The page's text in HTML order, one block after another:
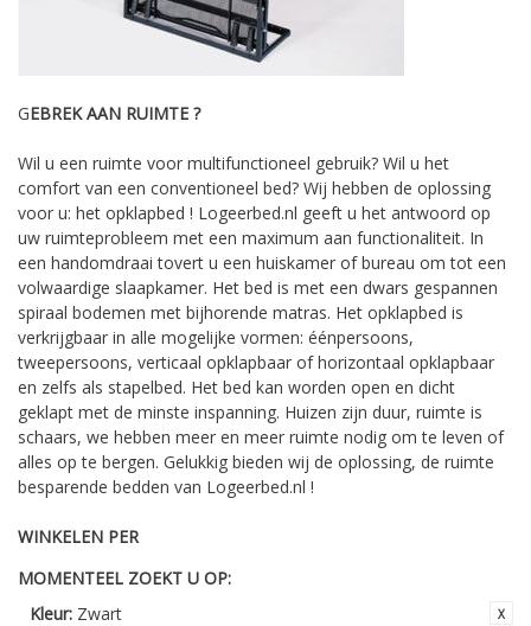
GEBREK AAN RUIMTE ?
Wil u een ruimte voor multifunctioneel gebruik? Wil u het
comfort van een conventioneel bed? Wij hebben de oplossing
voor u: het opklapbed ! Logeerbed.nl geeft u het antwoord op
uw ruimteprobleem met een maximum aan functionaliteit. In
een handomdraai tovert u een huiskamer of bureau om tot een
volwaardige slaapkamer. Het bed is met een dwars gespannen
spiraal bodemen met bijhorende matras. Het opklapbed is
verkrijgbaar in alle mogelijke vormen: éénpersoons,
tweepersoons, verticaal opklapbaar of horizontaal opklapbaar
en zelfs als stapelbed. Het bed kan worden open en dicht
geklapt met de minste inspanning. Huizen zijn duur, ruimte is
schaars, we hebben meer en meer ruimte nodig om te leven of
alles op te bergen. Gelukkig bieden wij de oplossing, de ruimte
besparende bedden van Logeerbed.nl !
WINKELEN PER
MOMENTEEL ZOEKT U OP:
Kleur: Zwart